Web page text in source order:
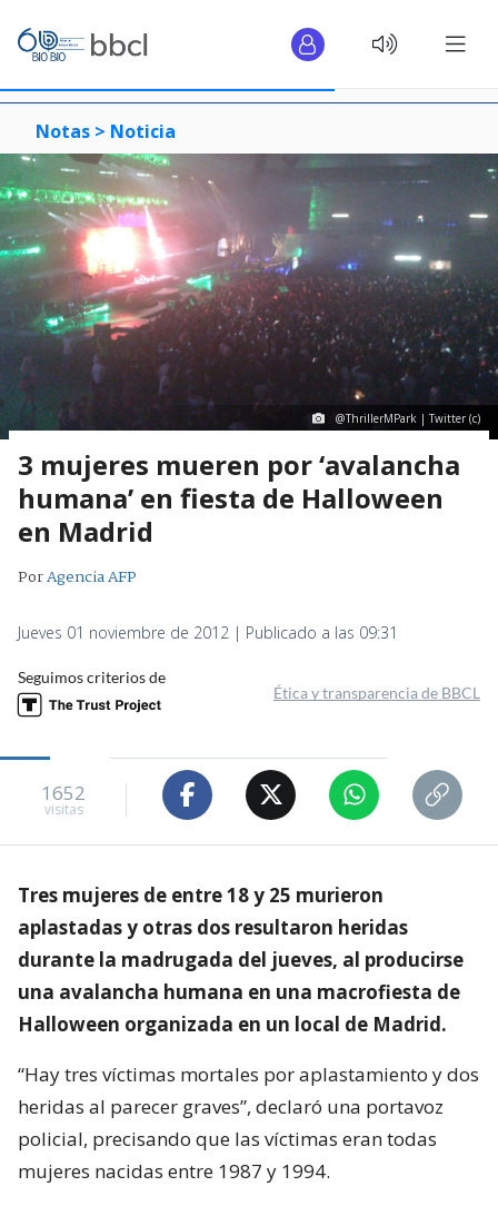
Notas > Noticia
@ThrillerMPark | Twitter (c)
3 mujeres mueren por ‘avalancha
humana’ en fiesta de Halloween
en Madrid
PorAgencia AFP
Jueves 01 noviembre de 2012 | Publicado a las 09:31
Seguimos criterios de
Ética y transparencia de BBCL
1652
visitas
Tres mujeres de entre 18 y 25 murieron
aplastadas y otras dos resultaron heridas
durante la madrugada del jueves, al producirse
una avalancha humana en una macrofiesta de
Halloween organizada en un local de Madrid.
“Hay tres víctimas mortales por aplastamiento y dos
heridas al parecer graves”, declaró una portavoz
policial, precisando que las víctimas eran todas
mujeres nacidas entre 1987 y 1994.